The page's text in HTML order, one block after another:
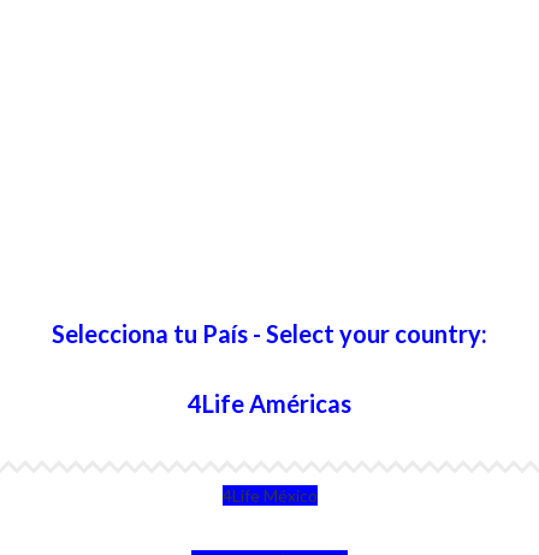
Selecciona tu País - Select your country:
4Life Américas
4Life México